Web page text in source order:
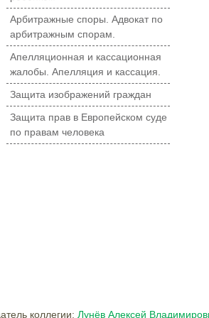
Арбитражные споры. Адвокат по
арбитражным спорам.
Апелляционная и кассационная
жалобы. Апелляция и кассация.
Защита изображений граждан
Защита прав в Европейском суде
по правам человека
коллегии: Лунёв Алексей